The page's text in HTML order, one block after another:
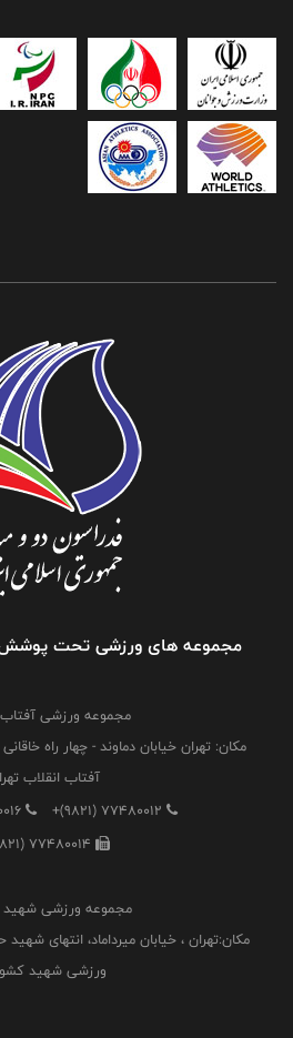
مجموعه های ورزشی تحت پوشش
مجموعه ورزشی آفتاب
مکان: تهران خیابان دماوند - چهار راه
آفتاب انقلاب
+(9821) 77480012
77480014
مجموعه ورزشی
مکان:تهران ، خیابان میرداماد، انتهای
ورزشی شهید